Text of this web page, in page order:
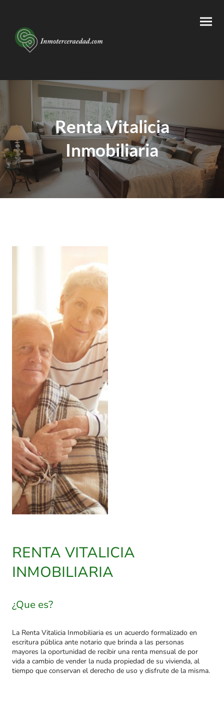
Renta Vitalicia
Inmobiliaria
RENTA VITALICIA
INMOBILIARIA
¿Que es?
La Renta Vitalicia Inmobiliaria es un acuerdo formalizado en
escritura pública ante notario que brinda a las personas
mayores la oportunidad de recibir una renta mensual de por
vida a cambio de vender la nuda propiedad de su vivienda, al
tiempo que conservan el derecho de uso y disfrute de la misma.